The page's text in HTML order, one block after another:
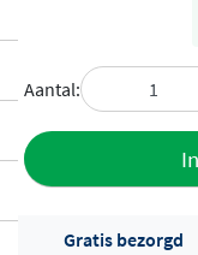
Aantal:
Gratis bezorgd